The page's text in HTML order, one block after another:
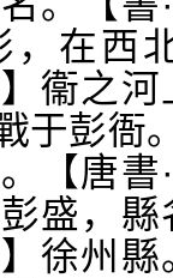
，在西
衞之
于彭衙
【唐書
盛，縣
徐州